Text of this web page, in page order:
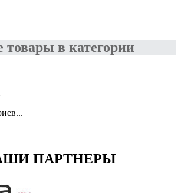
в категории
ПАРТНЕРЫ